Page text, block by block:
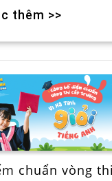
thêm >>
chuẩn vòng